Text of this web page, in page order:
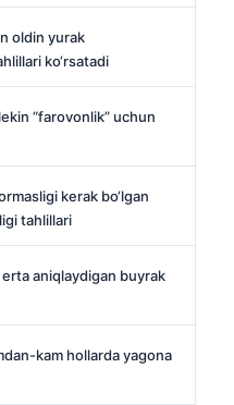
oldin yurak
ko‘rsatadi
“farovonlik” uchun
kerak bo‘lgan
tahlillari
aniqlaydigan buyrak
kam hollarda yagona